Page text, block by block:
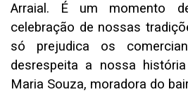
Arraial. É um momento
celebração de nossas
só prejudica os
desrespeita a nossa
Maria Souza, moradora do